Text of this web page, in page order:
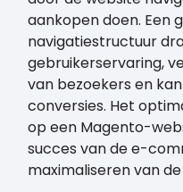
aankopen doen. Een
navigatiestructuur
gebruikerservaring,
van bezoekers en
conversies. Het
op een Magento-
succes van de e-
maximaliseren van